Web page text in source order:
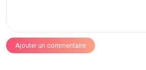
Ajouter un commentaire